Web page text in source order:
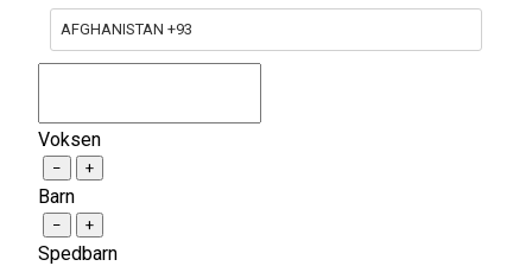
AFGHANISTAN +93
Voksen
− +
Barn
− +
Spedbarn